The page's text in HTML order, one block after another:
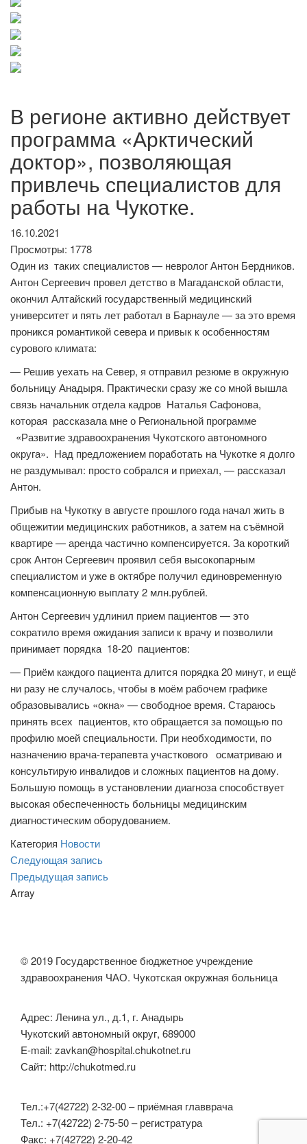
В регионе активно действует
программа «Арктический
доктор», позволяющая
привлечь специалистов для
работы на Чукотке.
16.10.2021
Просмотры: 1778
Один из таких специалистов — невролог Антон Бердников.
Антон Сергеевич провел детство в Магаданской области,
окончил Алтайский государственный медицинский
университет и пять лет работал в Барнауле — за это время
проникся романтикой севера и привык к особенностям
сурового климата:
— Решив уехать на Север, я отправил резюме в окружную
больницу Анадыря. Практически сразу же со мной вышла
связь начальник отдела кадров Наталья Сафонова,
которая рассказала мне о Региональной программе
«Развитие здравоохранения Чукотского автономного
округа». Над предложением поработать на Чукотке я долго
не раздумывал: просто собрался и приехал, — рассказал
Антон.
Прибыв на Чукотку в августе прошлого года начал жить в
общежитии медицинских работников, а затем на съёмной
квартире — аренда частично компенсируется. За короткий
срок Антон Сергеевич проявил себя высокопарным
специалистом и уже в октябре получил единовременную
компенсационную выплату 2 млн.рублей.
Антон Сергеевич удлинил прием пациентов — это
сократило время ожидания записи к врачу и позволили
принимает порядка 18-20 пациентов:
— Приём каждого пациента длится порядка 20 минут, и ещё
ни разу не случалось, чтобы в моём рабочем графике
образовывались «окна» — свободное время. Стараюсь
принять всех пациентов, кто обращается за помощью по
профилю моей специальности. При необходимости, по
назначению врача-терапевта участкового осматриваю и
консультирую инвалидов и сложных пациентов на дому.
Большую помощь в установлении диагноза способствует
высокая обеспеченность больницы медицинским
диагностическим оборудованием.
Категория Новости
Навигация
по
записям
Следующая записьСледующая
запись
Предыдущая записьПредыдущая
Array
© 2019 Государственное бюджетное учреждение
здравоохранения ЧАО. Чукотская окружная больница
Адрес: Ленина ул., д.1, г. Анадырь
Чукотский автономный округ, 689000
E-mail: zavkan@hospital.chukotnet.ru
Сайт: http://chukotmed.ru
Тел.:+7(42722) 2-32-00 – приёмная главврача
Тел.: +7(42722) 2-75-50 – регистратура
Факс: +7(42722) 2-20-42